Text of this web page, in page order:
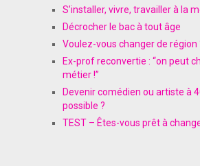
S’installer, vivre, travailler à la
Décrocher le bac à tout âge
Voulez-vous changer de région
Ex-prof reconvertie : “on peut
métier !”
Devenir comédien ou artiste à
possible ?
TEST – Êtes-vous prêt à